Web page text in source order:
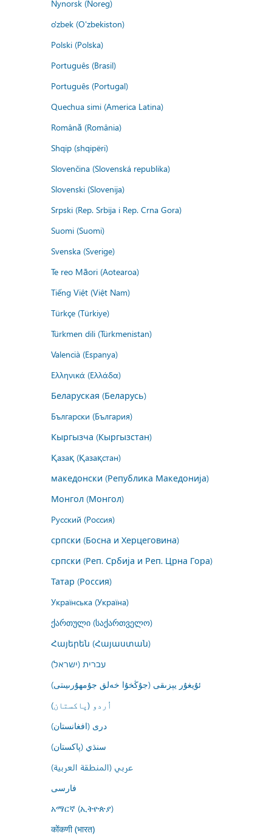
Nynorsk (Noreg)
o'zbek (O'zbekiston)
Polski (Polska)
Português (Brasil)
Português (Portugal)
Quechua simi (America Latina)
Română (România)
Shqip (shqipëri)
Slovenčina (Slovenská republika)
Slovenski (Slovenija)
Srpski (Rep. Srbija i Rep. Crna Gora)
Suomi (Suomi)
Svenska (Sverige)
Te reo Māori (Aotearoa)
Tiếng Việt (Việt Nam)
Türkçe (Türkiye)
Türkmen dili (Türkmenistan)
Valencià (Espanya)
Ελληνικά (Ελλάδα)
Беларуская (Беларусь)
Български (България)
Кыргызча (Кыргызстан)
Қазақ (Қазақстан)
македонски (Република Македонија)
Монгол (Монгол)
Русский (Россия)
српски (Босна и Херцеговина)
српски (Реп. Србија и Реп. Црна Гора)
Татар (Россия)
Українська (Україна)
ქართული (საქართველო)
Հայերեն (Հայաստան)
עברית (ישראל)
ئۇيغۇر يېزىقى (جۇڭخۇا خەلق جۇمھۇرىيىتى)
اُردو (پاکستان)
درى (افغانستان)
سنڌي (پاکستان)
عربي (المنطقة العربية)
فارسى
አማርኛ (ኢትዮጵያ)
कोंकणी (भारत)